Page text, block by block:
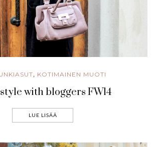
, KOTIMAINEN MUOTI
with bloggers FW14
LUE LISÄÄ